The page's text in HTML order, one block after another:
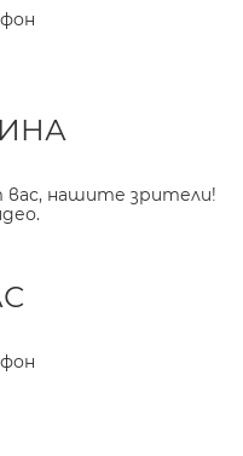
вас, нашите зрители!